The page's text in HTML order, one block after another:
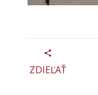
ZDIEĽAŤ